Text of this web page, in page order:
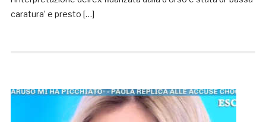
caratura’ e presto […]